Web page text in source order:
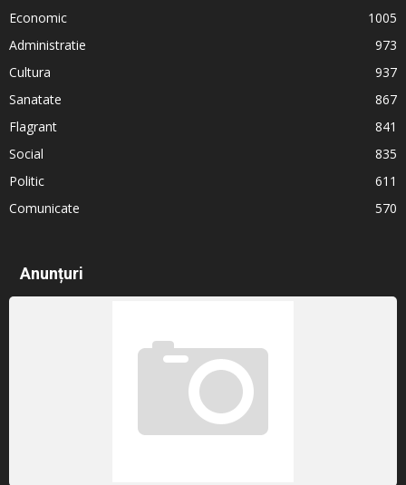
Economic
1005
Administratie
973
Cultura
937
Sanatate
867
Flagrant
841
Social
835
Politic
611
Comunicate
570
Anunțuri